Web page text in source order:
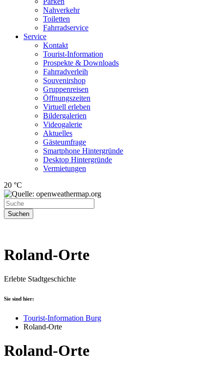
Nahverkehr
Toiletten
Fahrradservice
Service
Kontakt
Tourist-Information
Prospekte & Downloads
Fahrradverleih
Souvenirshop
Gruppenreisen
Öffnungszeiten
Virtuell erleben
Bildergalerien
Videogalerie
Aktuelles
Gästeumfrage
Smartphone Hintergründe
Desktop Hintergründe
Vermietungen
20 °C
Suchen
Roland-Orte
Erlebte Stadtgeschichte
Sie sind hier:
Tourist-Information Burg
Roland-Orte
Roland-Orte